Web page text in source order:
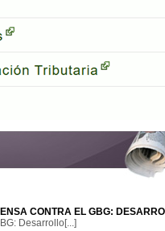
CONTRA EL GBG:
Desarrollo[...]